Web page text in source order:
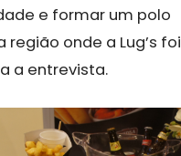
e formar um polo
onde a Lug’s foi
a entrevista.